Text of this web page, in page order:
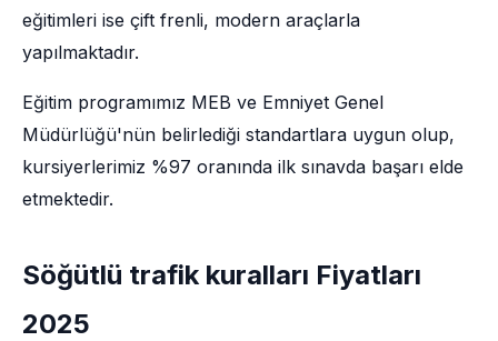
eğitimleri ise çift frenli, modern araçlarla
yapılmaktadır.
Eğitim programımız MEB ve Emniyet Genel
Müdürlüğü'nün belirlediği standartlara uygun olup,
kursiyerlerimiz %97 oranında ilk sınavda başarı elde
etmektedir.
Söğütlü trafik kuralları Fiyatları
2025